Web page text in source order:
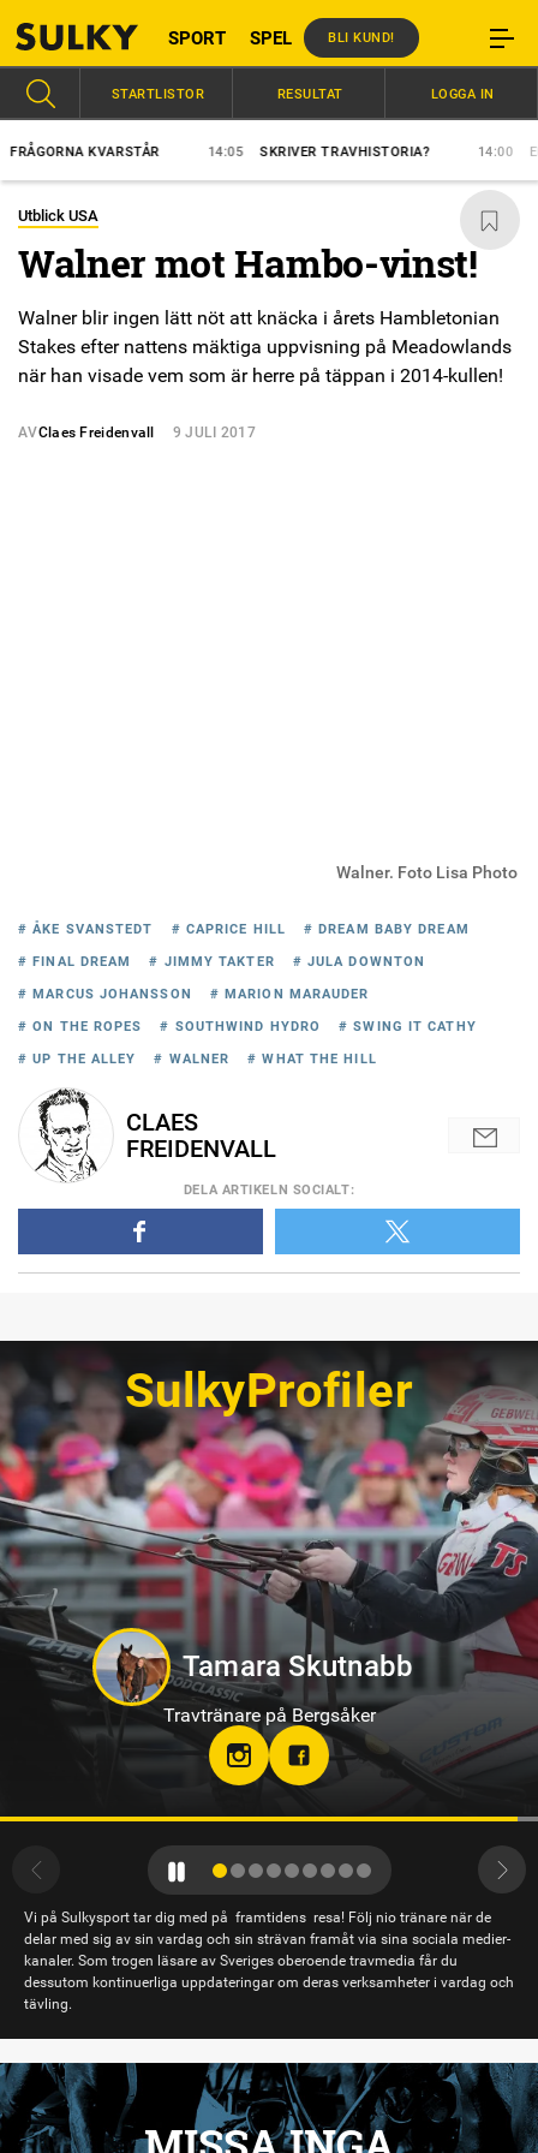
SPORT SPEL BLI KUND!
KVARSTÅR 14:05 SKRIVER TRAVHISTORIA? 14:00 ELFTE
STARTLISTOR RESULTAT LOGGA IN
Utblick USA
Walner mot Hambo-vinst!
Walner blir ingen lätt nöt att knäcka i årets Hambletonian
Stakes efter nattens mäktiga uppvisning på Meadowlands
när han visade vem som är herre på täppan i 2014-kullen!
AVClaes Freidenvall 9 JULI 2017
Walner. Foto Lisa Photo
# ÅKE SVANSTEDT # CAPRICE HILL # DREAM BABY DREAM
# FINAL DREAM # JIMMY TAKTER # JULA DOWNTON
# MARCUS JOHANSSON # MARION MARAUDER
# ON THE ROPES # SOUTHWIND HYDRO # SWING IT CATHY
# UP THE ALLEY # WALNER # WHAT THE HILL
CLAES
FREIDENVALL
DELA ARTIKELN SOCIALT:
SulkyProfiler
Jennifer Persson
Travtränare på Solvalla
teamjpab
Vi på Sulkysport tar dig med på framtidens resa! Följ nio tränare när de
delar med sig av sin vardag och sin strävan framåt via sina sociala medier-
kanaler. Som trogen läsare av Sveriges oberoende travmedia får du
dessutom kontinuerliga uppdateringar om deras verksamheter i vardag och
tävling.